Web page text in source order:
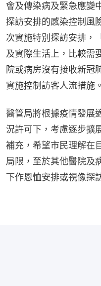
會及傳染病及緊急應變
探訪安排的感染控制風
次實施特別探訪安排，
及實際生活上，比較需
院或病房沒有接收新冠
實施控制訪客人流措施
醫管局將根據疫情發展
況許可下，考慮逐步擴
補充，希望市民理解在
局限，至於其他醫院及
下作恩恤安排或視像探